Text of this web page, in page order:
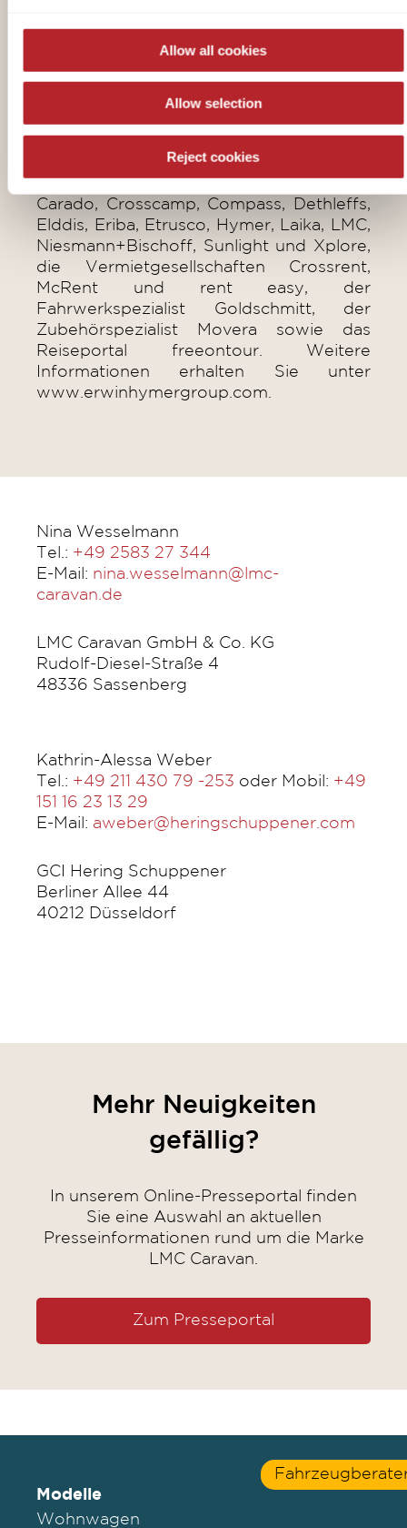
Allow all cookies
Allow selection
Reject cookies
Mitarbeitern. Die Erwin Hymer Group
vereint Hersteller von Reisemobilen und
Caravans, Zubehörspezialisten sowie
Miet- und Finanzierungsservices unter
gehören die Reisemobil- und
Carado, Crosscamp, Compass, Dethleffs,
Elddis, Eriba, Etrusco, Hymer, Laika, LMC,
Niesmann+Bischoff, Sunlight und Xplore,
die Vermietgesellschaften Crossrent,
McRent und rent easy, der
Fahrwerkspezialist Goldschmitt, der
Zubehörspezialist Movera sowie das
Reiseportal freeontour. Weitere
Informationen erhalten Sie unter
www.erwinhymergroup.com.
Nina Wesselmann
Tel.: +49 2583 27 344
E-Mail: nina.wesselmann@lmc-
caravan.de
LMC Caravan GmbH & Co. KG
Rudolf-Diesel-Straße 4
48336 Sassenberg
Kathrin-Alessa Weber
Tel.: +49 211 430 79 -253 oder Mobil: +49
151 16 23 13 29
E-Mail: aweber@heringschuppener.com
GCI Hering Schuppener
Berliner Allee 44
40212 Düsseldorf
Mehr Neuigkeiten
gefällig?
In unserem Online-Presseportal finden
Sie eine Auswahl an aktuellen
Presseinformationen rund um die Marke
LMC Caravan.
Zum Presseportal
Modelle
Wohnwagen